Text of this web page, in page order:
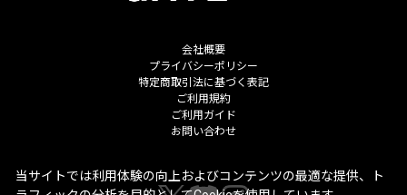
会社概要
プライバシーポリシー
特定商取引法に基づく表記
ご利用規約
ご利用ガイド
お問い合わせ
当サイトでは利用体験の向上およびコンテンツの最適な提供、ト